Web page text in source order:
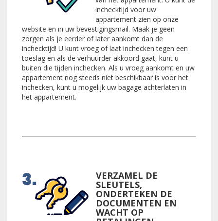
inchecktijd voor uw
appartement zien op onze
website en in uw bevestigingsmail. Maak je geen
zorgen als je eerder of later aankomt dan de
inchecktijd! U kunt vroeg of laat inchecken tegen een
toeslag en als de verhuurder akkoord gaat, kunt u
buiten die tijden inchecken. Als u vroeg aankomt en uw
appartement nog steeds niet beschikbaar is voor het
inchecken, kunt u mogelijk uw bagage achterlaten in
het appartement.
VERZAMEL DE
SLEUTELS,
ONDERTEKEN DE
DOCUMENTEN EN
WACHT OP